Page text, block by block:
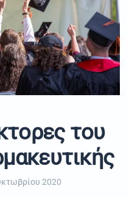
του
2020